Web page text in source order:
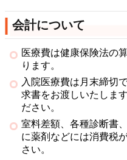
会計について
医療費は健康保険法の
ります。
入院医療費は月末締切
求書をお渡しいたしま
ださい。
室料差額、各種診断書
に薬剤などには消費税
さい。